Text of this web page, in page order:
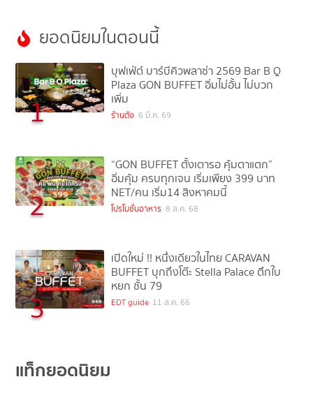
ยอดนิยมในตอนนี้
1
บุฟเฟ่ต์ บาร์บีคิวพลาซ่า 2569 Bar B Q
Plaza GON BUFFET อิ่มไม่อั้น ไม่บวก
เพิ่ม
ร้านดัง 6 มี.ค. 69
2
“GON BUFFET ตั้งเตารอ คุ้มตาแตก”
อิ่มคุ้ม ครบทุกเจน เริ่มเพียง 399 บาท
NET/คน เริ่ม14 สิงหาคมนี้
โปรโมชั่นอาหาร 8 ส.ค. 68
3
เปิดใหม่ !! หนึ่งเดียวในไทย CARAVAN
BUFFET บุกถึงโต๊ะ Stella Palace ตึกใบ
หยก ชั้น 79
EDT guide 11 ส.ค. 66
แท็กยอดนิยม